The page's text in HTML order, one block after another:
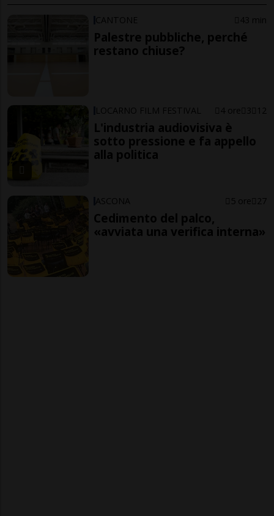
CANTONE 43 min
Palestre pubbliche, perché
restano chiuse?
LOCARNO FILM FESTIVAL 4 ore 3 12
L'industria audiovisiva è
sotto pressione e fa appello
alla politica
ASCONA 5 ore 27
Cedimento del palco,
«avviata una verifica interna»